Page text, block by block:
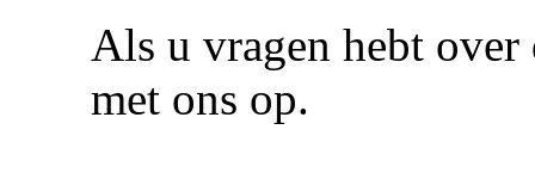
Als u vragen hebt
met ons op.